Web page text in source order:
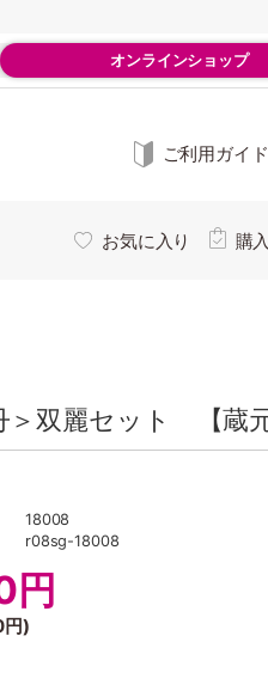
オンラインショップ
ご利用ガイド
お気に入り 購
＞双麗セット 【蔵元
18008
r08sg-18008
)